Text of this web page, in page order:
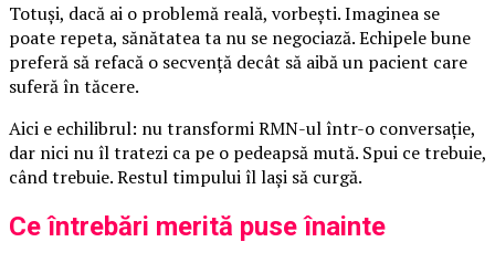
Totuși, dacă ai o problemă reală, vorbești. Imaginea se
poate repeta, sănătatea ta nu se negociază. Echipele bune
preferă să refacă o secvență decât să aibă un pacient care
suferă în tăcere.
Aici e echilibrul: nu transformi RMN-ul într-o conversație,
dar nici nu îl tratezi ca pe o pedeapsă mută. Spui ce trebuie,
când trebuie. Restul timpului îl lași să curgă.
Ce întrebări merită puse înainte